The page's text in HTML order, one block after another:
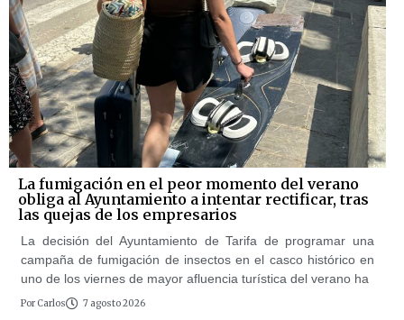
La fumigación en el peor momento del verano
obliga al Ayuntamiento a intentar rectificar, tras
las quejas de los empresarios
La decisión del Ayuntamiento de Tarifa de programar una
campaña de fumigación de insectos en el casco histórico en
uno de los viernes de mayor afluencia turística del verano ha
Por Carlos 7 agosto 2026